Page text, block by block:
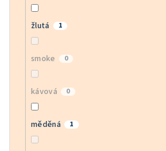
žlutá 1
smoke 0
kávová 0
měděná 1